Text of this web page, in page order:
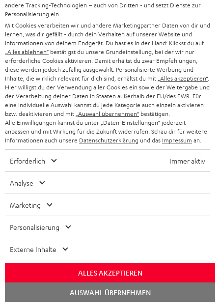
kriegte.“
www.avguide.ch
13.11.2019
Mehr...
„… schlanke Soundbar der Spitzenklasse …“
www.testr.at
klangstark. Chapeau!“
29.10.2019
andere Tracking-Technologien – auch von Dritten - und setzt Dienste zur
Personalisierung ein.
Mit Cookies verarbeiten wir und andere Marketingpartner Daten von dir und
lernen, was dir gefällt - durch dein Verhalten auf unserer Website und
Informationen von deinem Endgerät. Du hast es in der Hand: Klickst du auf
„Alles ablehnen“ bestätigst du unsere Grundeinstellung, bei der wir nur
erforderliche Cookies aktivieren. Damit erhältst du zwar Empfehlungen,
diese werden jedoch zufällig ausgewählt. Personalisierte Werbung und
Inhalte, die wirklich relevant für dich sind, erhältst du mit „Alles akzeptieren“.
Hier willigst du der Verwendung aller Cookies ein sowie der Weitergabe und
der Verarbeitung deiner Daten in Staaten außerhalb der EU/des EWR. Für
eine individuelle Auswahl kannst du jede Kategorie auch einzeln aktivieren
bzw. deaktivieren und mit „Auswahl übernehmen“ bestätigen.
Alle Einwilligungen kannst du unter „Daten-Einstellungen“ jederzeit
anpassen und mit Wirkung für die Zukunft widerrufen. Schau dir für weitere
Informationen auch unsere Datenschutzerklärung und das Impressum an.
Erforderlich Immer aktiv
Analyse
Marketing
Personalisierung
Externe Inhalte
ALLES AKZEPTIEREN
AUSWAHL ÜBERNEHMEN